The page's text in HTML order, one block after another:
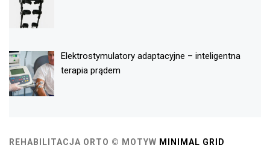
Elektrostymulatory adaptacyjne – inteligentna
terapia prądem
REHABILITACJA ORTO © MOTYW MINIMAL GRID